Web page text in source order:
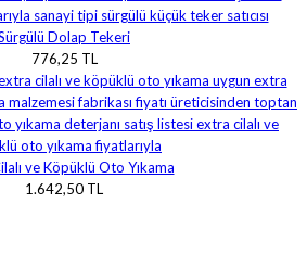
Dolap Tekeri
776,25 TL
ve Köpüklü Oto Yıkama
1.642,50 TL